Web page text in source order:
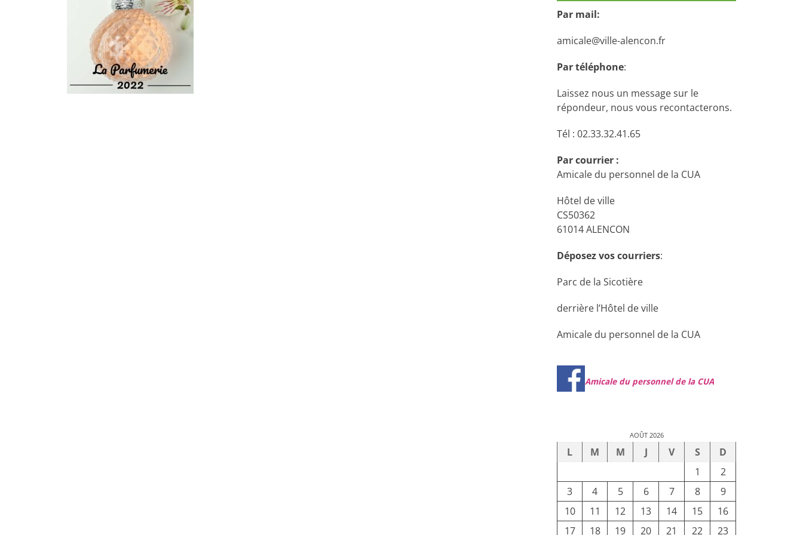
Par mail:
amicale@ville-alencon.fr
Par téléphone:
Laissez nous un message sur le
répondeur, nous vous recontacterons.
Tél : 02.33.32.41.65
Par courrier :
Amicale du personnel de la CUA
Hôtel de ville
CS50362
61014 ALENCON
Déposez vos courriers:
Parc de la Sicotière
derrière l’Hôtel de ville
Amicale du personnel de la CUA
Amicale du personnel de la CUA
AOÛT 2026
L M M J V S
D
1
2
3
4 5 6 7 8
9
10
11 12 13 14 15
16
17
18 19 20 21 22 23